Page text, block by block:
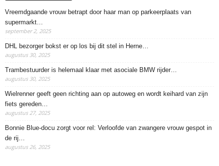
Vreemdgaande vrouw betrapt door haar man op parkeerplaats van
supermarkt…
september 2, 2025
DHL bezorger bokst er op los bij dit stel in Herne…
augustus 30, 2025
Trambestuurder is helemaal klaar met asociale BMW rijder…
augustus 30, 2025
Wielrenner geeft geen richting aan op autoweg en wordt keihard van zijn
fiets gereden…
augustus 27, 2025
Bonnie Blue-docu zorgt voor rel: Verloofde van zwangere vrouw gespot in
de rij…
augustus 26, 2025